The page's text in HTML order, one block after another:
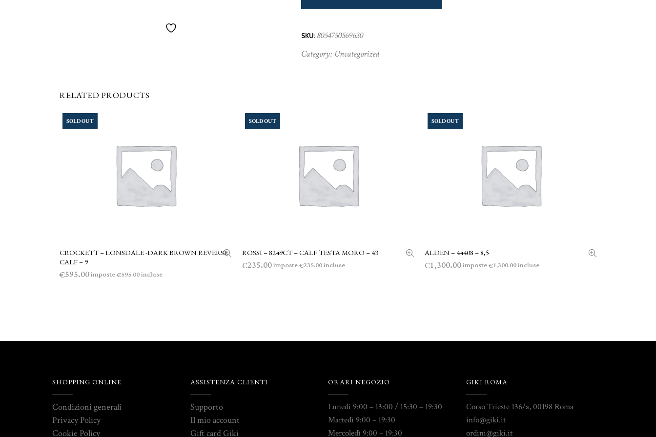
SKU: 8054750569630
Category: Uncategorized
RELATED PRODUCTS
SOLD OUT
LEGGI TUTTO
CROCKETT – LONSDALE -DARK BROWN REVERSE
CALF – 9
€595.00imposte€595.00incluse
SOLD OUT
LEGGI TUTTO
ROSSI – 8249CT – CALF TESTA MORO – 43
€235.00imposte€235.00incluse
SOLD OUT
LEGGI TUTTO
ALDEN – 44408 – 8,5
€1,300.00imposte€1,300.00incluse
SHOPPING ONLINE
Condizioni generali
Privacy Policy
Cookie Policy
ASSISTENZA CLIENTI
Supporto
Il mio account
Gift card Giki
ORARI NEGOZIO
Lunedì 9:00 – 13:00 / 15:30 – 19:30
Martedì 9:00 – 19:30
Mercoledì 9:00 – 19:30
GIKI ROMA
Corso Trieste 136/a, 00198 Roma
info@giki.it
ordini@giki.it